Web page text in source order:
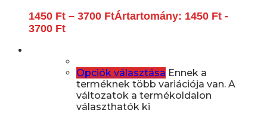
1450 Ft – 3700 FtÁrtartomány: 1450 Ft -
3700 Ft
Opciók választása Ennek a
terméknek több variációja van. A
változatok a termékoldalon
választhatók ki